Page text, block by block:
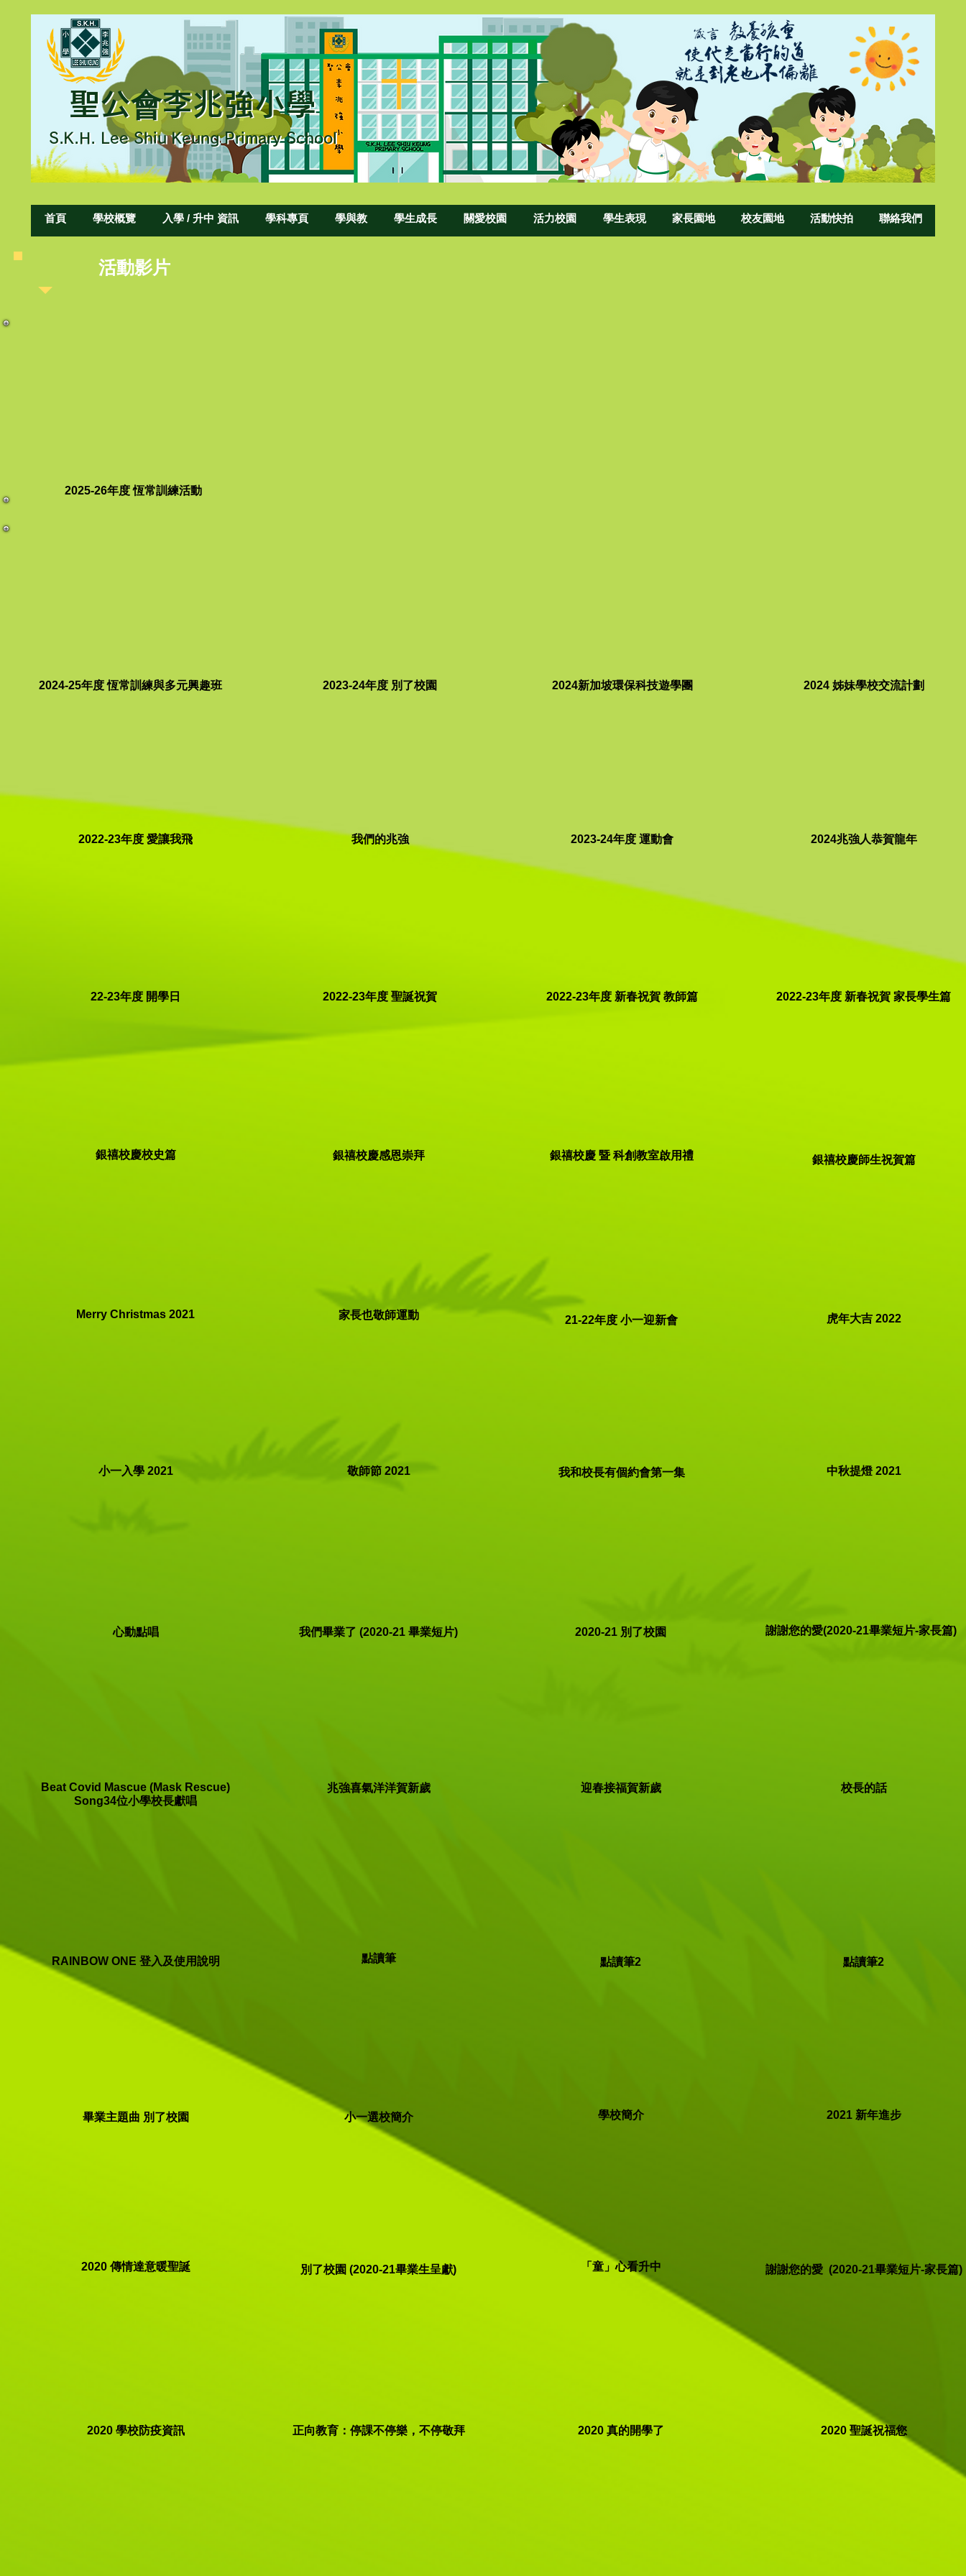
聖公會李兆強小學
S.K.H. Lee Shiu Keung Primary School
聖公會李兆強小學
S.K.H. Lee Shiu Keung Primary School
首頁 學校概覽 入學 / 升中 資訊 學科專頁 學與教 學生成長 關愛校園 活力校園 學生表現 家長園地 校友園地 活動快拍 聯絡我們
​活動影片
2025-26年度 恆常訓練活動
2024-25年度 恆常訓練與多元興趣班 2023-24年度 別了校園 2024新加坡環保科技遊學團 2024 姊妹學校交流計劃
2022-23年度 愛讓我飛 我們的兆強 2023-24年度 運動會 2024兆強人恭賀龍年
22-23年度 開學日 2022-23年度 聖誕祝賀 2022-23年度 新春祝賀 教師篇 2022-23年度 新春祝賀 家長學生篇
心動點唱
Beat Covid Mascue (Mask Rescue)
Song34位小學校長獻唱
我們畢業了 (2020-21 畢業短片)
兆強喜氣洋洋賀新歲
2020-21 別了校園
迎春接福賀新歲
謝謝您的愛(2020-21畢業短片-家長篇)
校長的話
Merry Christmas 2021
小一入學 2021
家長也敬師運動
​敬師節 2021
21-22年度 小一迎新會
我和校長有個約會第一集
虎年大吉 2022
中秋提燈 2021
銀禧校慶校史篇 銀禧校慶感恩崇拜 銀禧校慶 暨 科創教室啟用禮 銀禧校慶師生祝賀篇
RAINBOW ONE 登入及使用說明 點讀筆 點讀筆2 點讀筆2
畢業主題曲 別了校園 小一選校簡介 學校簡介 2021 新年進步
2020 傳情達意暖聖誕 別了校園 (2020-21畢業生呈獻) 「童」心看升中 謝謝您的愛 (2020-21畢業短片-家長篇)
2020 ​學校防疫資訊 正向教育：停課不停樂，不停敬拜 2020 真的開學了 2020 聖誕祝福您